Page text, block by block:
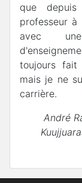
que
professeur à
avec
toujours
mais je ne
carrière.
André